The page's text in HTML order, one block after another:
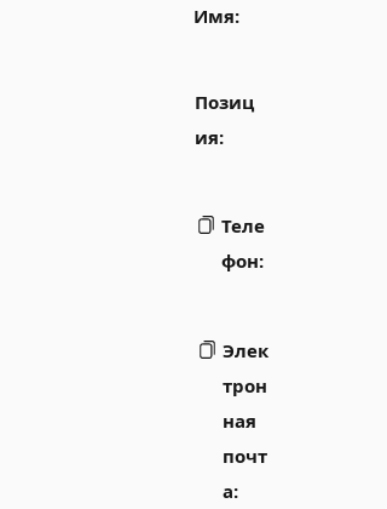
Имя:
Позиц
ия:
Теле
фон:
Элек
трон
ная
почт
а: